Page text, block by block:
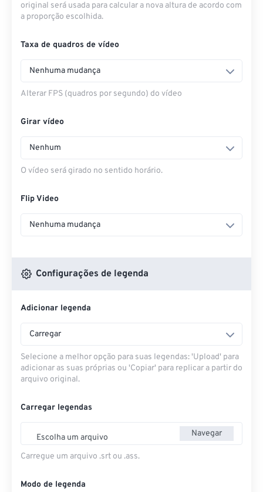
original será usada para calcular a nova altura de acordo com
a proporção escolhida.
Taxa de quadros de vídeo
Nenhuma mudança
Alterar FPS (quadros por segundo) do vídeo
Girar vídeo
Nenhum
O vídeo será girado no sentido horário.
Flip Video
Nenhuma mudança
Configurações de legenda
Adicionar legenda
Carregar
Selecione a melhor opção para suas legendas: 'Upload' para
adicionar as suas próprias ou 'Copiar' para replicar a partir do
arquivo original.
Carregar legendas
Escolha um arquivo Navegar
Carregue um arquivo .srt ou .ass.
Modo de legenda